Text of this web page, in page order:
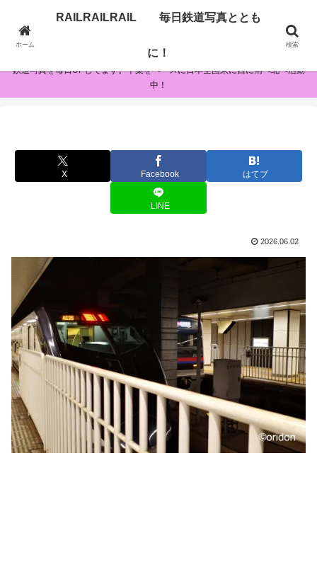
RAILRAILRAIL 毎日鉄道写真とともに！
鉄道写真を毎日UPしてます。千葉をベースに日本全国東に西に南へ北へ活動
中！
X Facebook はてブ
LINE
2026.06.02
ホーム
RAILRAILRAIL 毎日鉄道写真ととも
に！
検索